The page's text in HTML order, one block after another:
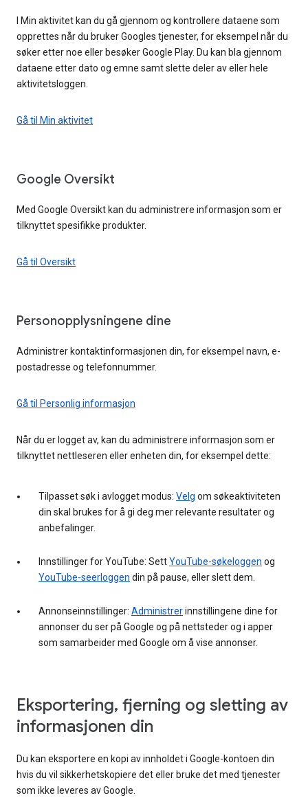
I Min aktivitet kan du gå gjennom og kontrollere dataene som
opprettes når du bruker Googles tjenester, for eksempel når du
søker etter noe eller besøker Google Play. Du kan bla gjennom
dataene etter dato og emne samt slette deler av eller hele
aktivitetsloggen.
Gå til Min aktivitet
Google Oversikt
Med Google Oversikt kan du administrere informasjon som er
tilknyttet spesifikke produkter.
Gå til Oversikt
Personopplysningene dine
Administrer kontaktinformasjonen din, for eksempel navn, e-
postadresse og telefonnummer.
Gå til Personlig informasjon
Når du er logget av, kan du administrere informasjon som er
tilknyttet nettleseren eller enheten din, for eksempel dette:
Tilpasset søk i avlogget modus: Velg om søkeaktiviteten
din skal brukes for å gi deg mer relevante resultater og
anbefalinger.
Innstillinger for YouTube: SettYouTube-søkeloggen og
YouTube-seerloggen din på pause, eller slett dem.
Annonseinnstillinger: Administrerinnstillingene dine for
annonser du ser på Google og på nettsteder og i apper
som samarbeider med Google om å vise annonser.
Eksportering, fjerning og sletting av
informasjonen din
Du kan eksportere en kopi av innholdet i Google-kontoen din
hvis du vil sikkerhetskopiere det eller bruke det med tjenester
som ikke leveres av Google.